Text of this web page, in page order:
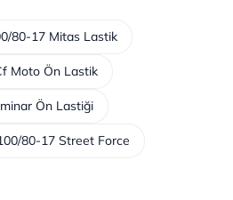
80-17 Mitas Lastik
Moto Ön Lastik
Ön Lastiği
80-17 Street Force